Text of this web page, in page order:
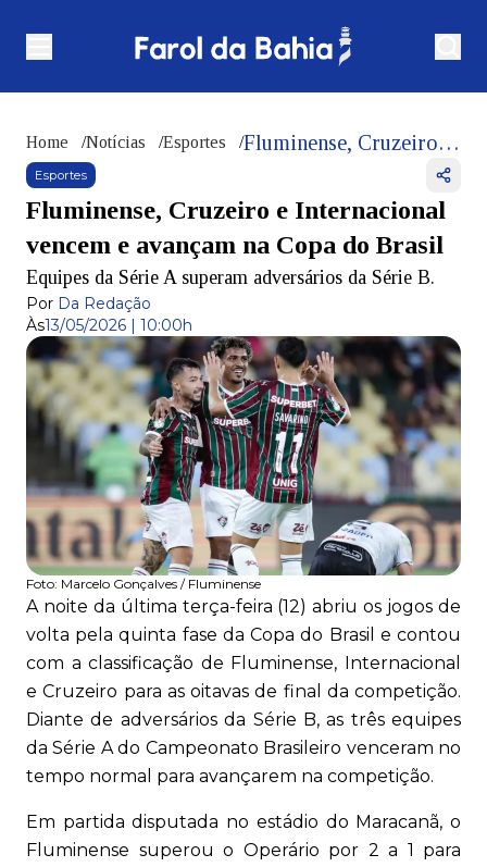
Home /Notícias /Esportes / Fluminense, Cruzeiro e Internacional vencem e avançam na Copa do Brasil
Esportes
Fluminense, Cruzeiro e Internacional
vencem e avançam na Copa do Brasil
Equipes da Série A superam adversários da Série B.
Por Da Redação
Às13/05/2026 | 10:00h
Foto: Marcelo Gonçalves / Fluminense
A noite da última terça-feira (12) abriu os jogos de
volta pela quinta fase da Copa do Brasil e contou
com a classificação de Fluminense, Internacional
e Cruzeiro para as oitavas de final da competição.
Diante de adversários da Série B, as três equipes
da Série A do Campeonato Brasileiro venceram no
tempo normal para avançarem na competição.
Em partida disputada no estádio do Maracanã, o
Fluminense superou o Operário por 2 a 1 para